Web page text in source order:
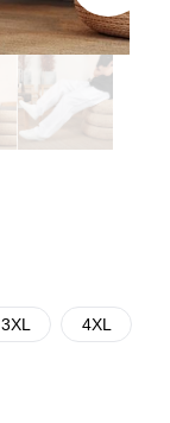
3XL 4XL